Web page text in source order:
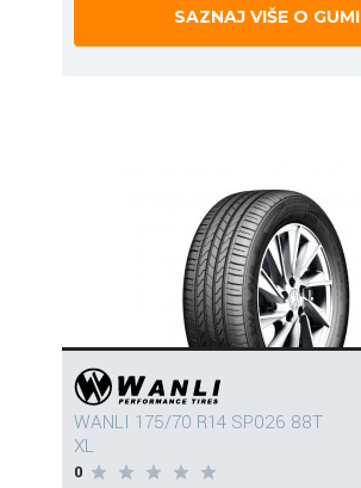
SAZNAJ VIŠE O GUMI
WANLI 175/70 R14 SP026 88T
XL
0